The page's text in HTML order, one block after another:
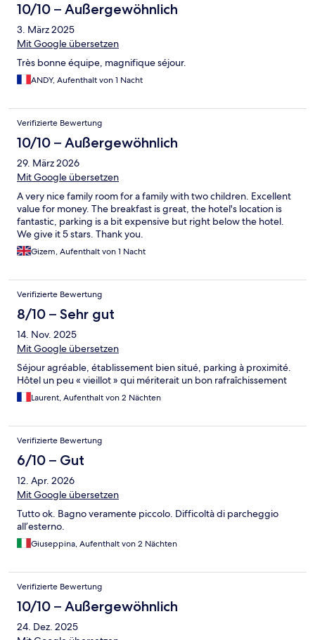
10/10 – Außergewöhnlich
3. März 2025
Mit Google übersetzen
Très bonne équipe, magnifique séjour.
ANDY, Aufenthalt von 1 Nacht
Verifizierte Bewertung
10/10 – Außergewöhnlich
29. März 2026
Mit Google übersetzen
A very nice family room for a family with two children. Excellent
value for money. The breakfast is great, the hotel's location is
fantastic, parking is a bit expensive but right below the hotel.
We give it 5 stars. Thank you.
Gizem, Aufenthalt von 1 Nacht
Verifizierte Bewertung
8/10 – Sehr gut
14. Nov. 2025
Mit Google übersetzen
Séjour agréable, établissement bien situé, parking à proximité.
Hôtel un peu « vieillot » qui mériterait un bon rafraîchissement
Laurent, Aufenthalt von 2 Nächten
Verifizierte Bewertung
6/10 – Gut
12. Apr. 2026
Mit Google übersetzen
Tutto ok. Bagno veramente piccolo. Difficoltà di parcheggio
all’esterno.
Giuseppina, Aufenthalt von 2 Nächten
Verifizierte Bewertung
10/10 – Außergewöhnlich
24. Dez. 2025